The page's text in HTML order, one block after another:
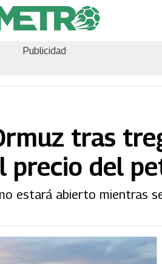
Publicidad
tras
precio del
estará abierto mientras